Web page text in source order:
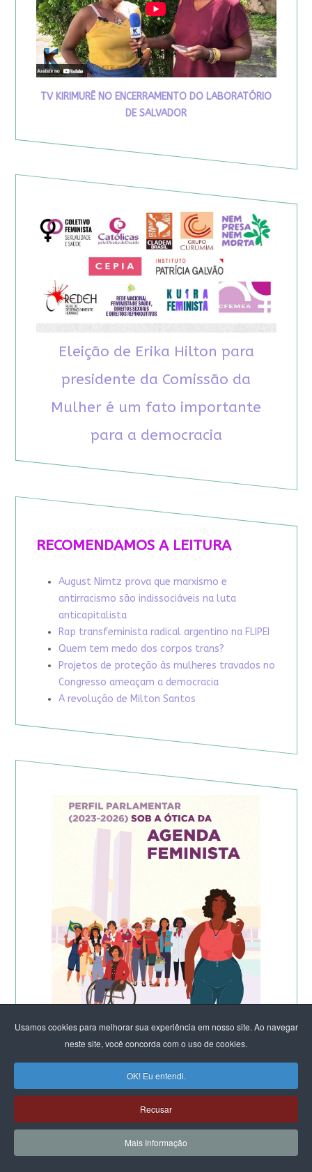
Usamos cookies para melhorar sua experiência em nosso site. Ao navegar
neste site, você concorda com o uso de cookies.
OK! Eu entendi.
Recusar
Mais Informação
TV KIRIMURÊ NO ENCERRAMENTO DO LABORATÓRIO
DE SALVADOR
Eleição de Erika Hilton para
presidente da Comissão da
Mulher é um fato importante
para a democracia
RECOMENDAMOS A LEITURA
August Nimtz prova que marxismo e
antirracismo são indissociáveis na luta
anticapitalista
Rap transfeminista radical argentino na FLIPEI
Quem tem medo dos corpos trans?
Projetos de proteção às mulheres travados no
Congresso ameaçam a democracia
A revolução de Milton Santos